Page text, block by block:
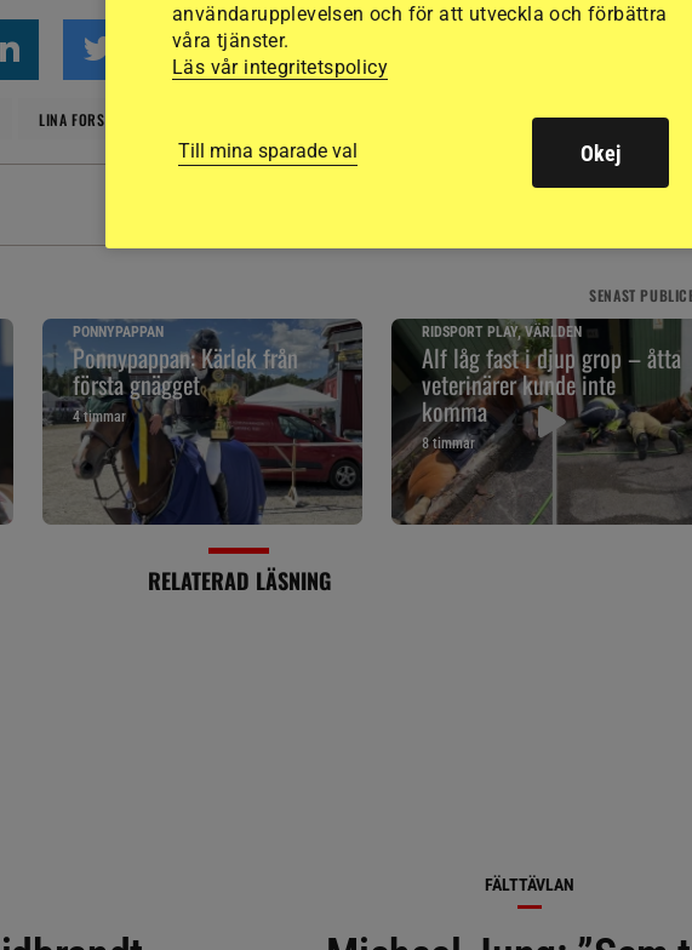
LINA FORSBERG
SENAST
PONNYPAPPAN
Ponnypappan: Kärlek från
första gnägget
4 timmar
RIDSPORT PLAY, VÄRLDEN
Alf låg fast i djup grop – åtta
veterinärer kunde inte
komma
8 timmar
RELATERAD LÄSNING
FÄLTTÄVLAN
användarupplevelsen och för att utveckla och förbättra
våra tjänster.
Läs vår integritetspolicy
Till mina sparade val Okej